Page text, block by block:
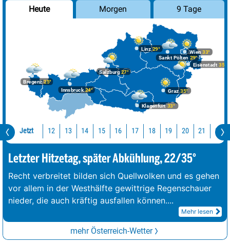
Heute Morgen 9 Tage
Bregenz25°
Graz35°
Innsbruck24°
Klagenfurt 33°
Linz29°
Salzburg27°
Wien 33°
Eisenstadt 35°
Sankt Pölten 29°
Jetzt 12 13 14 15 16 17 18 19 20 21 22
Letzter Hitzetag, später Abkühlung, 22/35°
Recht verbreitet bilden sich Quellwolken und es gehen
vor allem in der Westhälfte gewittrige Regenschauer
nieder, die auch kräftig ausfallen können....
Mehr lesen
mehr Österreich-Wetter